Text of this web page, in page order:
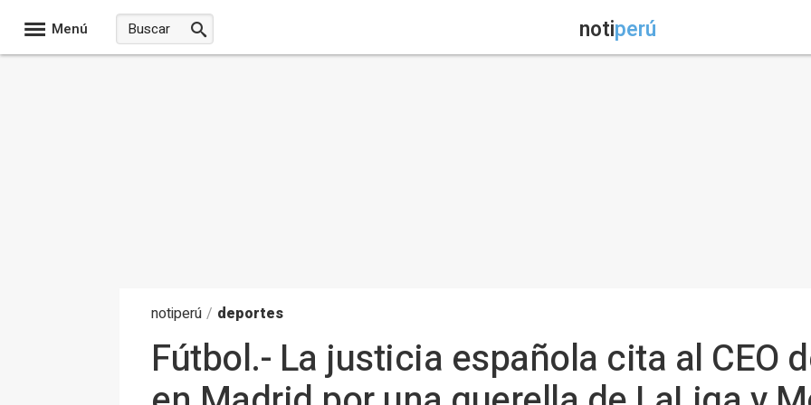
Menú notiperú
notiperú / deportes
Fútbol.- La justicia española cita al CEO